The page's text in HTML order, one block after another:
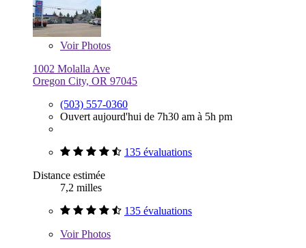
VoirPhotos
1002 Molalla Ave
Oregon City, OR 97045
(503) 557-0360
Ouvert aujourd'hui de 7h30 am à 5h pm
135 évaluations
Distance estimée
7,2 milles
135 évaluations
VoirPhotos